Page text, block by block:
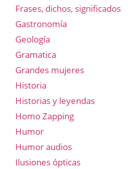
Frases, dichos, significados
Gastronomía
Geología
Gramatica
Grandes mujeres
Historia
Historias y leyendas
Homo Zapping
Humor
Humor audios
Ilusiones ópticas